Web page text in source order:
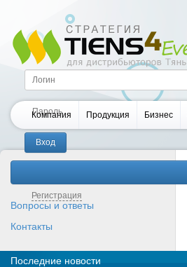
Регистрация
Компания Продукция Бизнес
Вопросы и ответы
Контакты
Последние новости